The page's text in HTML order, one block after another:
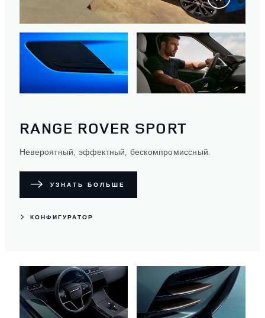
RANGE ROVER SPORT
Невероятный, эффектный, бескомпромиссный.
УЗНАТЬ БОЛЬШЕ
КОНФИГУРАТОР